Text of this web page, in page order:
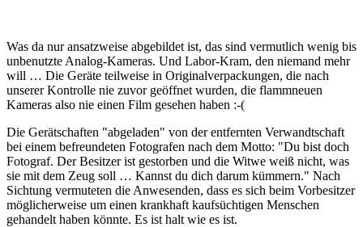
Was da nur ansatzweise abgebildet ist, das sind vermutlich wenig bis
unbenutzte Analog-Kameras. Und Labor-Kram, den niemand mehr
will … Die Geräte teilweise in Originalverpackungen, die nach
unserer Kontrolle nie zuvor geöffnet wurden, die flammneuen
Kameras also nie einen Film gesehen haben :-(
Die Gerätschaften "abgeladen" von der entfernten Verwandtschaft
bei einem befreundeten Fotografen nach dem Motto: "Du bist doch
Fotograf. Der Besitzer ist gestorben und die Witwe weiß nicht, was
sie mit dem Zeug soll … Kannst du dich darum kümmern." Nach
Sichtung vermuteten die Anwesenden, dass es sich beim Vorbesitzer
möglicherweise um einen krankhaft kaufsüchtigen Menschen
gehandelt haben könnte. Es ist halt wie es ist.